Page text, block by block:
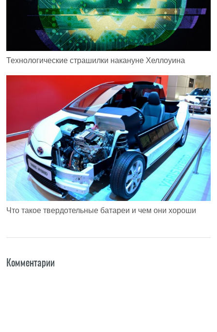
Технологические страшилки накануне Хеллоуина
Что такое твердотельные батареи и чем они хороши
Комментарии